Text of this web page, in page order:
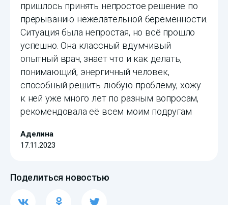
пришлось принять непростое решение по
прерыванию нежелательной беременности.
Ситуация была непростая, но всё прошло
успешно. Она классный вдумчивый
опытный врач, знает что и как делать,
понимающий, энергичный человек,
способный решить любую проблему, хожу
к ней уже много лет по разным вопросам,
рекомендовала её всем моим подругам
Аделина
17.11.2023
Поделиться новостью